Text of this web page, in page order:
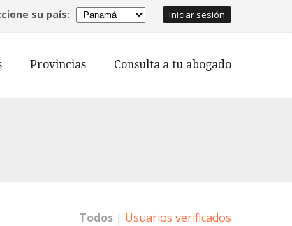
Iniciar sesión
su país:
Provincias Consulta a tu abogado
Todos| Usuarios verificados